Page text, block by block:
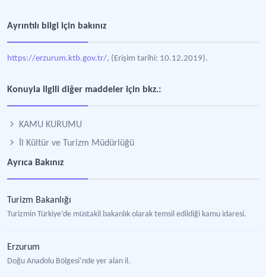
Ayrıntılı bilgi için bakınız
https://erzurum.ktb.gov.tr/, (Erişim tarihi: 10.12.2019).
Konuyla ilgili diğer maddeler için bkz.:
KAMU KURUMU
İl Kültür ve Turizm Müdürlüğü
Ayrıca Bakınız
Turizm Bakanlığı
Turizmin Türkiye’de müstakil bakanlık olarak temsil edildiği kamu idaresi.
Erzurum
Doğu Anadolu Bölgesi’nde yer alan il.